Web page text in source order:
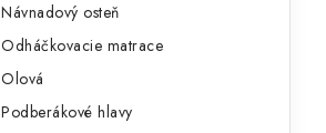
Návnadový osteň
Odháčkovacie matrace
Olová
Podberákové hlavy